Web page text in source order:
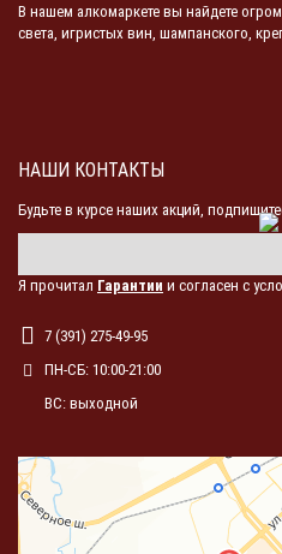
В нашем алкомаркете вы найдете
света, игристых вин, шампанского,
НАШИ КОНТАКТЫ
Будьте в курсе наших акций,
Я прочитал Гарантии и согласен с
7 (391) 275-49-95
ПН-СБ: 10:00-21:00
ВС: выходной